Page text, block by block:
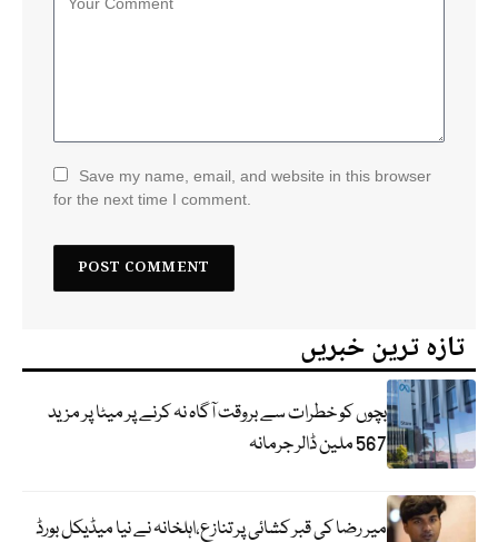
Save my name, email, and website in this browser
for the next time I comment.
تازہ ترین خبریں
بچوں کو خطرات سے بروقت آگاہ نہ کرنے پر میٹا پر مزید
567 ملین ڈالر جرمانہ
میر رضا کی قبر کشائی پر تنازع،اہلخانہ نے نیا میڈیکل بورڈ